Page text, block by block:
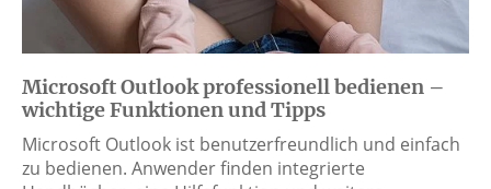
Microsoft Outlook professionell bedienen –
wichtige Funktionen und Tipps
Microsoft Outlook ist benutzerfreundlich und einfach
zu bedienen. Anwender finden integrierte